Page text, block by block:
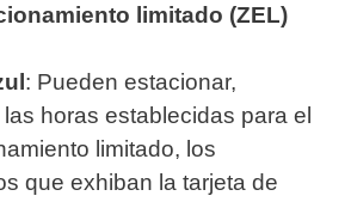
limitado (ZEL)
: Pueden estacionar,
horas establecidas para el
limitado, los
que exhiban la tarjeta de